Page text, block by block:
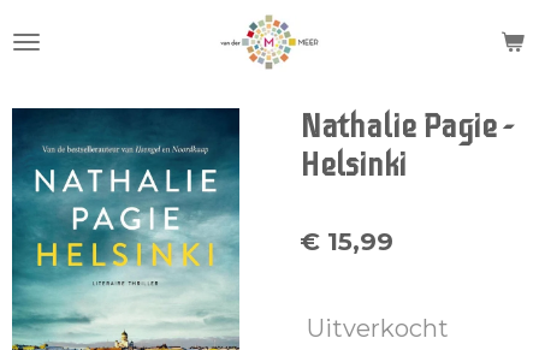
direct
de
hoofdinhoud
Nathalie Pagie -
Helsinki
€ 15,99
Uitverkocht